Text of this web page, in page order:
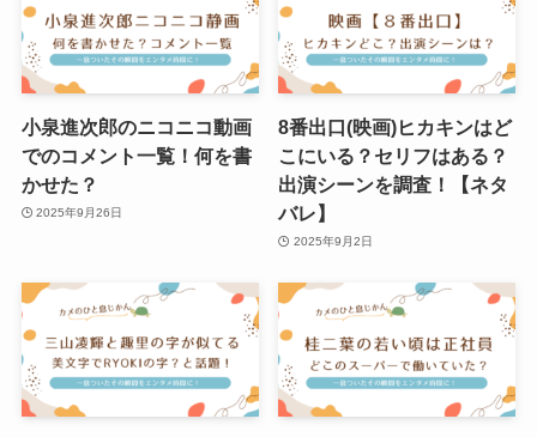
小泉進次郎のニコニコ動画
でのコメント一覧！何を書
かせた？
2025年9月26日
8番出口(映画)ヒカキンはど
こにいる？セリフはある？
出演シーンを調査！【ネタ
バレ】
2025年9月2日